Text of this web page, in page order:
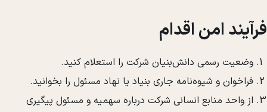
فرآیند امن اقدام
وضعیت رسمی دانش‌بنیان شرکت را استعلام کنید.
فراخوان و شیوه‌نامه جاری بنیاد یا نهاد مسئول را بخوانید.
از واحد منابع انسانی شرکت درباره سهمیه و مسئول پیگیری